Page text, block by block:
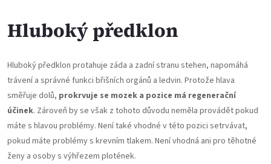
Hluboký předklon
Hluboký předklon protahuje záda a zadní stranu stehen, napomáhá
trávení a správné funkci břišních orgánů a ledvin. Protože hlava
směřuje dolů, prokrvuje se mozek a pozice má regenerační
účinek. Zároveň by se však z tohoto důvodu neměla provádět pokud
máte s hlavou problémy. Není také vhodné v této pozici setrvávat,
pokud máte problémy s krevním tlakem. Není vhodná ani pro těhotné
ženy a osoby s výhřezem plotének.